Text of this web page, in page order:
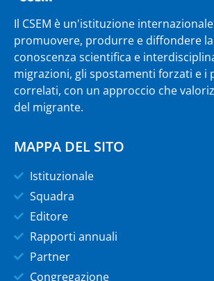
Il CSEM è un'istituzione
promuovere, produrre e diffondere la
conoscenza scientifica e
migrazioni, gli spostamenti forzati e i
correlati, con un approccio che
del migrante.
MAPPA DEL SITO
Istituzionale
Squadra
Editore
Rapporti annuali
Partner
Congregazione